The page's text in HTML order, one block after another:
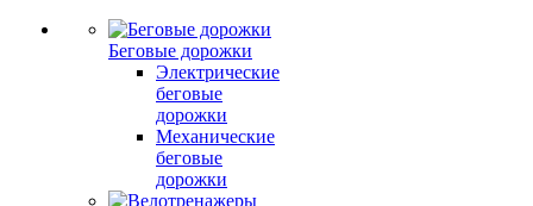
Беговые дорожки
Электрические
беговые
дорожки
Механические
беговые
дорожки